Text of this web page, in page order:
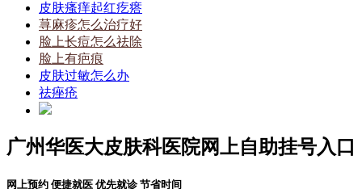
皮肤瘙痒起红疙瘩
荨麻疹怎么治疗好
脸上长痘怎么祛除
脸上有疤痕
皮肤过敏怎么办
祛痤疮
广州华医大皮肤科医院网上自助挂号入口
网上预约 便捷就医 优先就诊 节省时间